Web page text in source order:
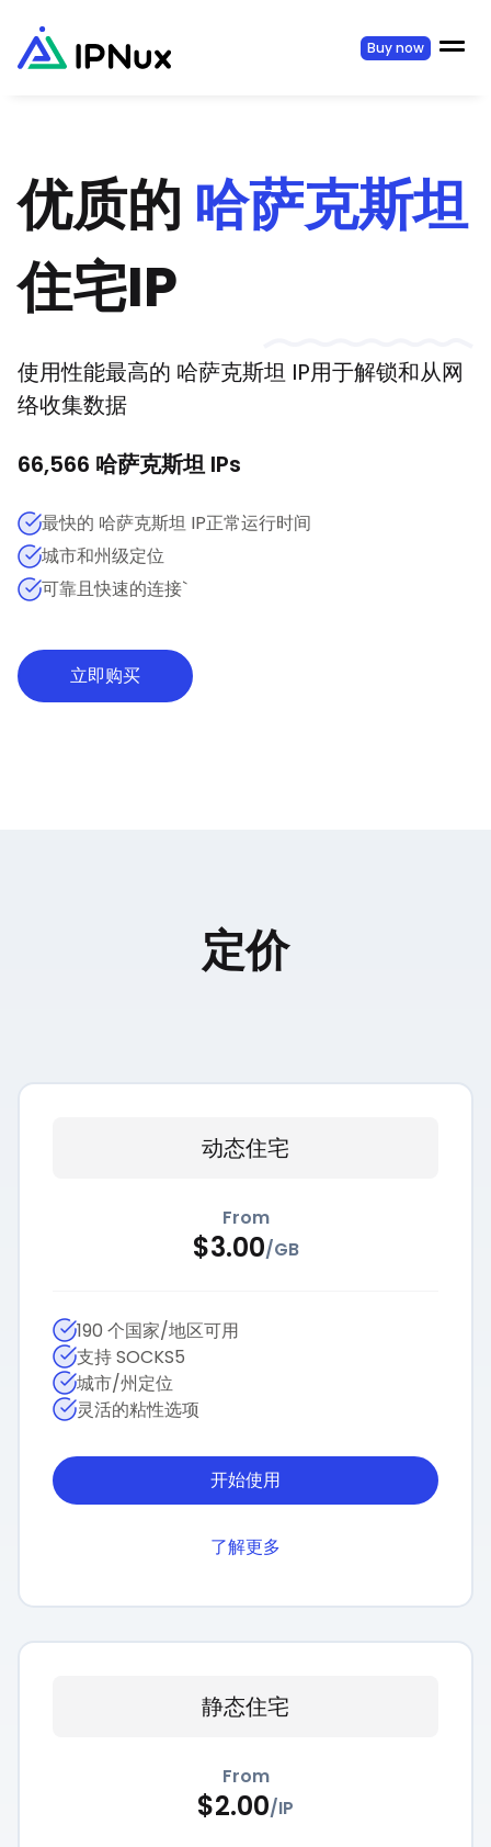
Buy now
优质的 哈萨克斯坦
住宅IP
使用性能最高的 哈萨克斯坦 IP用于解锁和从网
络收集数据
66,566 哈萨克斯坦IPs
最快的 哈萨克斯坦 IP正常运行时间
城市和州级定位
可靠且快速的连接`
立即购买
定价
动态住宅
From
$3.00/GB
190 个国家/地区可用
支持 SOCKS5
城市/州定位
灵活的粘性选项
开始使用
了解更多
静态住宅
From
$2.00/IP